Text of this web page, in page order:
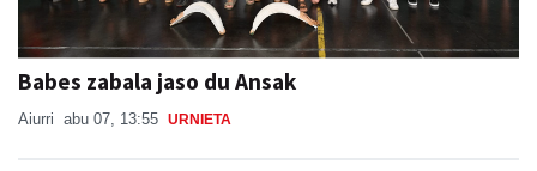
Babes zabala jaso du Ansak
Aiurri abu 07, 13:55 URNIETA